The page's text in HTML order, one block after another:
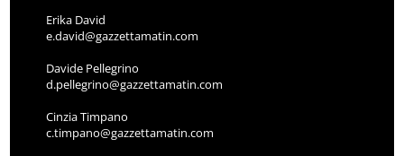
Erika David
e.david@gazzettamatin.com
Davide Pellegrino
d.pellegrino@gazzettamatin.com
Cinzia Timpano
c.timpano@gazzettamatin.com